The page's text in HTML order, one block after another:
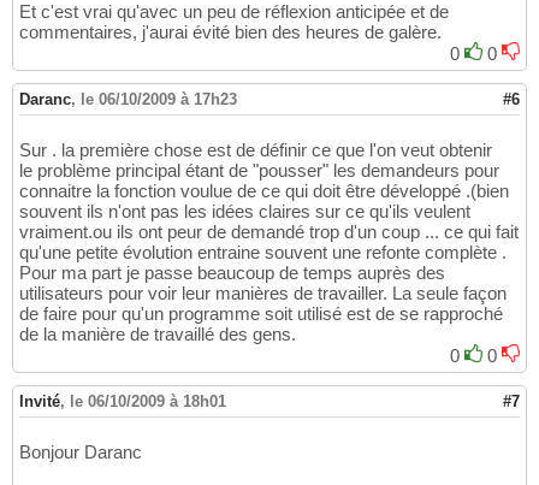
Et c'est vrai qu'avec un peu de réflexion anticipée et de
commentaires, j'aurai évité bien des heures de galère.
0
0
Daranc, le 06/10/2009 à 17h23 #6
Sur . la première chose est de définir ce que l'on veut obtenir
le problème principal étant de "pousser" les demandeurs pour
connaitre la fonction voulue de ce qui doit être développé .(bien
souvent ils n'ont pas les idées claires sur ce qu'ils veulent
vraiment.ou ils ont peur de demandé trop d'un coup ... ce qui fait
qu'une petite évolution entraine souvent une refonte complète .
Pour ma part je passe beaucoup de temps auprès des
utilisateurs pour voir leur manières de travailler. La seule façon
de faire pour qu'un programme soit utilisé est de se rapproché
de la manière de travaillé des gens.
0
0
Invité, le 06/10/2009 à 18h01 #7
Bonjour Daranc